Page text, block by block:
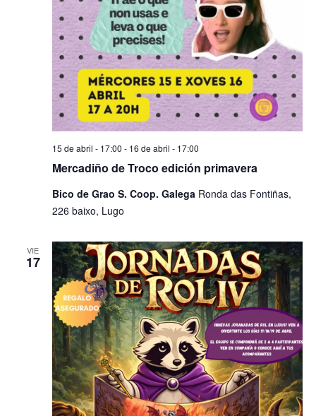
Mercadiño de Troco edición primavera
15 de abril - 17:00 - 16 de abril - 17:00
Bico de Grao S. Coop. Galega Ronda das Fontiñas,
226 baixo, Lugo
VIE
17